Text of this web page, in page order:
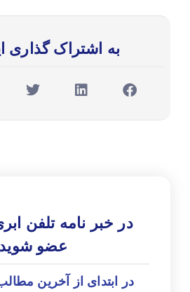
به اشتراک گذاری
در خبر نامه تلفن
عضو شوید
در ابتدای از آخرین